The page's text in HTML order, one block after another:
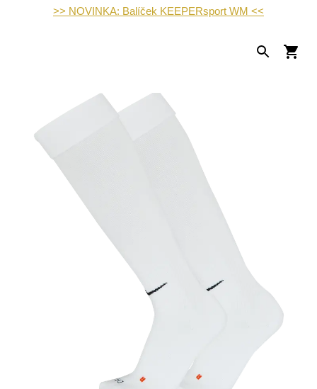
>> NOVINKA: Balíček KEEPERsport WM <<